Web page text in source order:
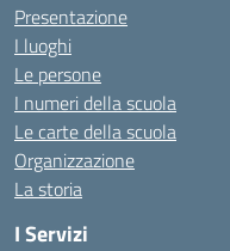
Presentazione
I luoghi
Le persone
I numeri della scuola
Le carte della scuola
Organizzazione
La storia
I Servizi